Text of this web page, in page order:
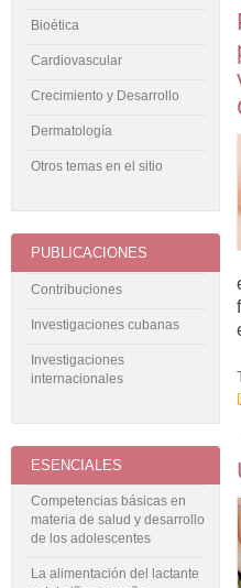
Bioética
Cardiovascular
Crecimiento y Desarrollo
Dermatología
Otros temas en el sitio
PUBLICACIONES
Contribuciones
Investigaciones cubanas
Investigaciones
internacionales
ESENCIALES
Competencias básicas en
materia de salud y desarrollo
de los adolescentes
La alimentación del lactante